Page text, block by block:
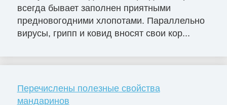
всегда бывает заполнен приятными
предновогодними хлопотами. Параллельно
вирусы, грипп и ковид вносят свои кор...
Перечислены полезные свойства
мандаринов